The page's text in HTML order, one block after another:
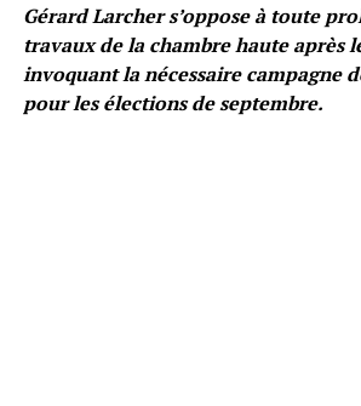
Gérard Larcher s’oppose à toute
travaux de la chambre haute après
invoquant la nécessaire campagne
pour les élections de septembre.